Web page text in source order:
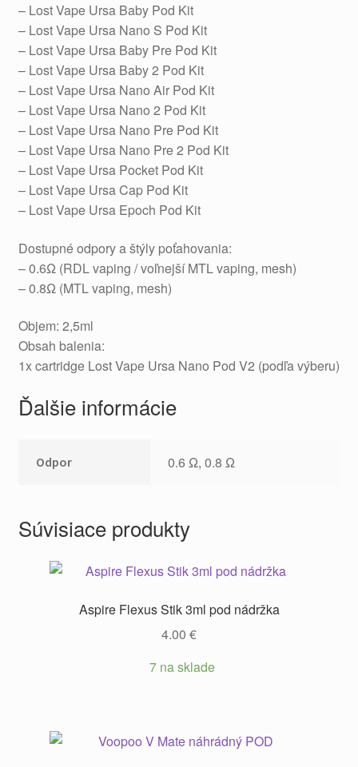
– Lost Vape Ursa Baby Pod Kit
– Lost Vape Ursa Nano S Pod Kit
– Lost Vape Ursa Baby Pre Pod Kit
– Lost Vape Ursa Baby 2 Pod Kit
– Lost Vape Ursa Nano Air Pod Kit
– Lost Vape Ursa Nano 2 Pod Kit
– Lost Vape Ursa Nano Pre Pod Kit
– Lost Vape Ursa Nano Pre 2 Pod Kit
– Lost Vape Ursa Pocket Pod Kit
– Lost Vape Ursa Cap Pod Kit
– Lost Vape Ursa Epoch Pod Kit
Dostupné odpory a štýly poťahovania:
– 0.6Ω (RDL vaping / voľnejší MTL vaping, mesh)
– 0.8Ω (MTL vaping, mesh)
Objem: 2,5ml
Obsah balenia:
1x cartridge Lost Vape Ursa Nano Pod V2 (podľa výberu)
Ďalšie informácie
Odpor 0.6 Ω, 0.8 Ω
Súvisiace produkty
Aspire Flexus Stik 3ml pod nádržka
4.00 €
7 na sklade